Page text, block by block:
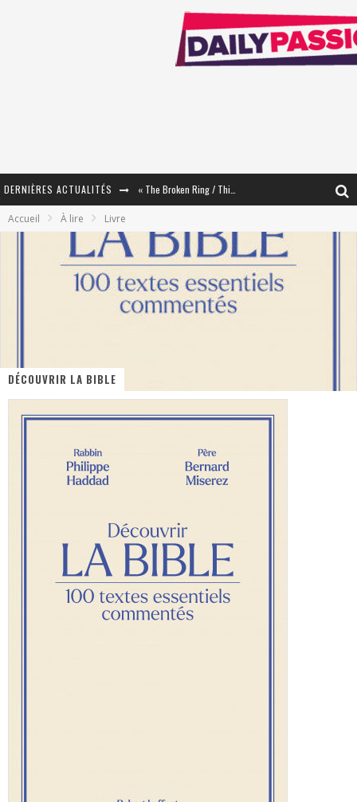
DERNIÈRES ACTUALITÉS
« Le Béton et le Bambou / Propositions pour Mayotte et le Monde. » - Améliorations !
Star Fox
PsyRiver 2026 : la magie revient sur les rives de l’Aar
Assassin's Creed Black Flag Resynced
« WOLF-MAN / Integrale Tomes 1 et 2 » - Cruelle Vengeance !
Accueil À lire Livre
DÉCOUVRIR LA BIBLE